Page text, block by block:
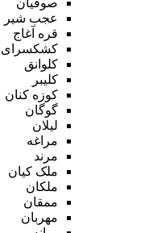
عجب شیر
قره آغاج
کشکسرای
کلوانق
کلیبر
کوزه کنان
گوگان
لیلان
مراغه
مرند
ملک کیان
ملکان
ممقان
مهربان